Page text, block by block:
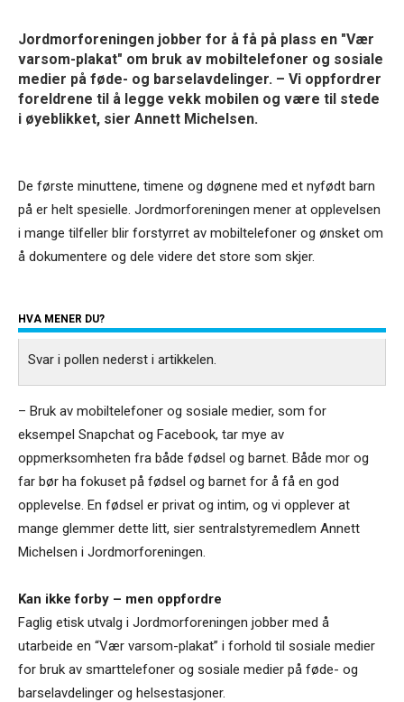
Jordmorforeningen jobber for å få på plass en "Vær
varsom-plakat" om bruk av mobiltelefoner og sosiale
medier på føde- og barselavdelinger. – Vi oppfordrer
foreldrene til å legge vekk mobilen og være til stede
i øyeblikket, sier Annett Michelsen.
De første minuttene, timene og døgnene med et nyfødt barn
på er helt spesielle. Jordmorforeningen mener at opplevelsen
i mange tilfeller blir forstyrret av mobiltelefoner og ønsket om
å dokumentere og dele videre det store som skjer.
HVA MENER DU?
Svar i pollen nederst i artikkelen.
– Bruk av mobiltelefoner og sosiale medier, som for
eksempel Snapchat og Facebook, tar mye av
oppmerksomheten fra både fødsel og barnet. Både mor og
far bør ha fokuset på fødsel og barnet for å få en god
opplevelse. En fødsel er privat og intim, og vi opplever at
mange glemmer dette litt, sier sentralstyremedlem Annett
Michelsen i Jordmorforeningen.
Kan ikke forby – men oppfordre
Faglig etisk utvalg i Jordmorforeningen jobber med å
utarbeide en “Vær varsom-plakat” i forhold til sosiale medier
for bruk av smarttelefoner og sosiale medier på føde- og
barselavdelinger og helsestasjoner.